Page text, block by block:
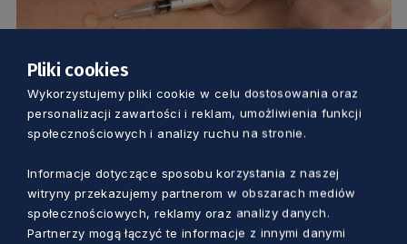
ZDROWIE
krztuścowi dla seniorów z chorobami
płuc
Dorota Kulka
Pliki cookies
Wykorzystujemy pliki cookie w celu dostosowania oraz
personalizacji zawartości i reklam, umożliwienia funkcji
społecznościowych i analizy ruchu na stronie.
Informacje dotyczące sposobu korzystania z naszej
witryny przekazujemy partnerom w obszarach mediów
społecznościowych, reklamy oraz analizy danych.
Partnerzy mogą łączyć te informacje z innymi danymi